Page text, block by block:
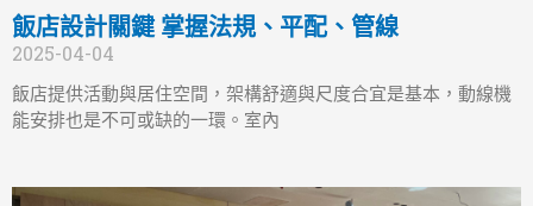
飯店設計關鍵 掌握法規、平配、管線
2025-04-04
飯店提供活動與居住空間，架構舒適與尺度合宜是基本，動線機
能安排也是不可或缺的一環。室內